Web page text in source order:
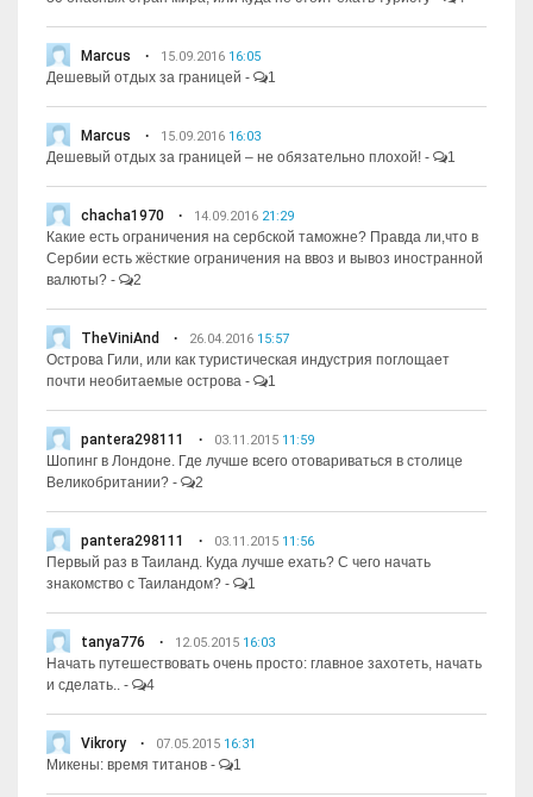
Marcus 15.09.2016 16:05
Дешевый отдых за границей - 1
Marcus 15.09.2016 16:03
Дешевый отдых за границей – не обязательно плохой! - 1
chacha1970 14.09.2016 21:29
Какие есть ограничения на сербской таможне? Правда ли,что в
Сербии есть жёсткие ограничения на ввоз и вывоз иностранной
валюты? - 2
TheViniAnd 26.04.2016 15:57
Острова Гили, или как туристическая индустрия поглощает
почти необитаемые острова - 1
pantera298111 03.11.2015 11:59
Шопинг в Лондоне. Где лучше всего отовариваться в столице
Великобритании? - 2
pantera298111 03.11.2015 11:56
Первый раз в Таиланд. Куда лучше ехать? С чего начать
знакомство с Таиландом? - 1
tanya776 12.05.2015 16:03
Начать путешествовать очень просто: главное захотеть, начать
и сделать.. - 4
Vikrory 07.05.2015 16:31
Микены: время титанов - 1